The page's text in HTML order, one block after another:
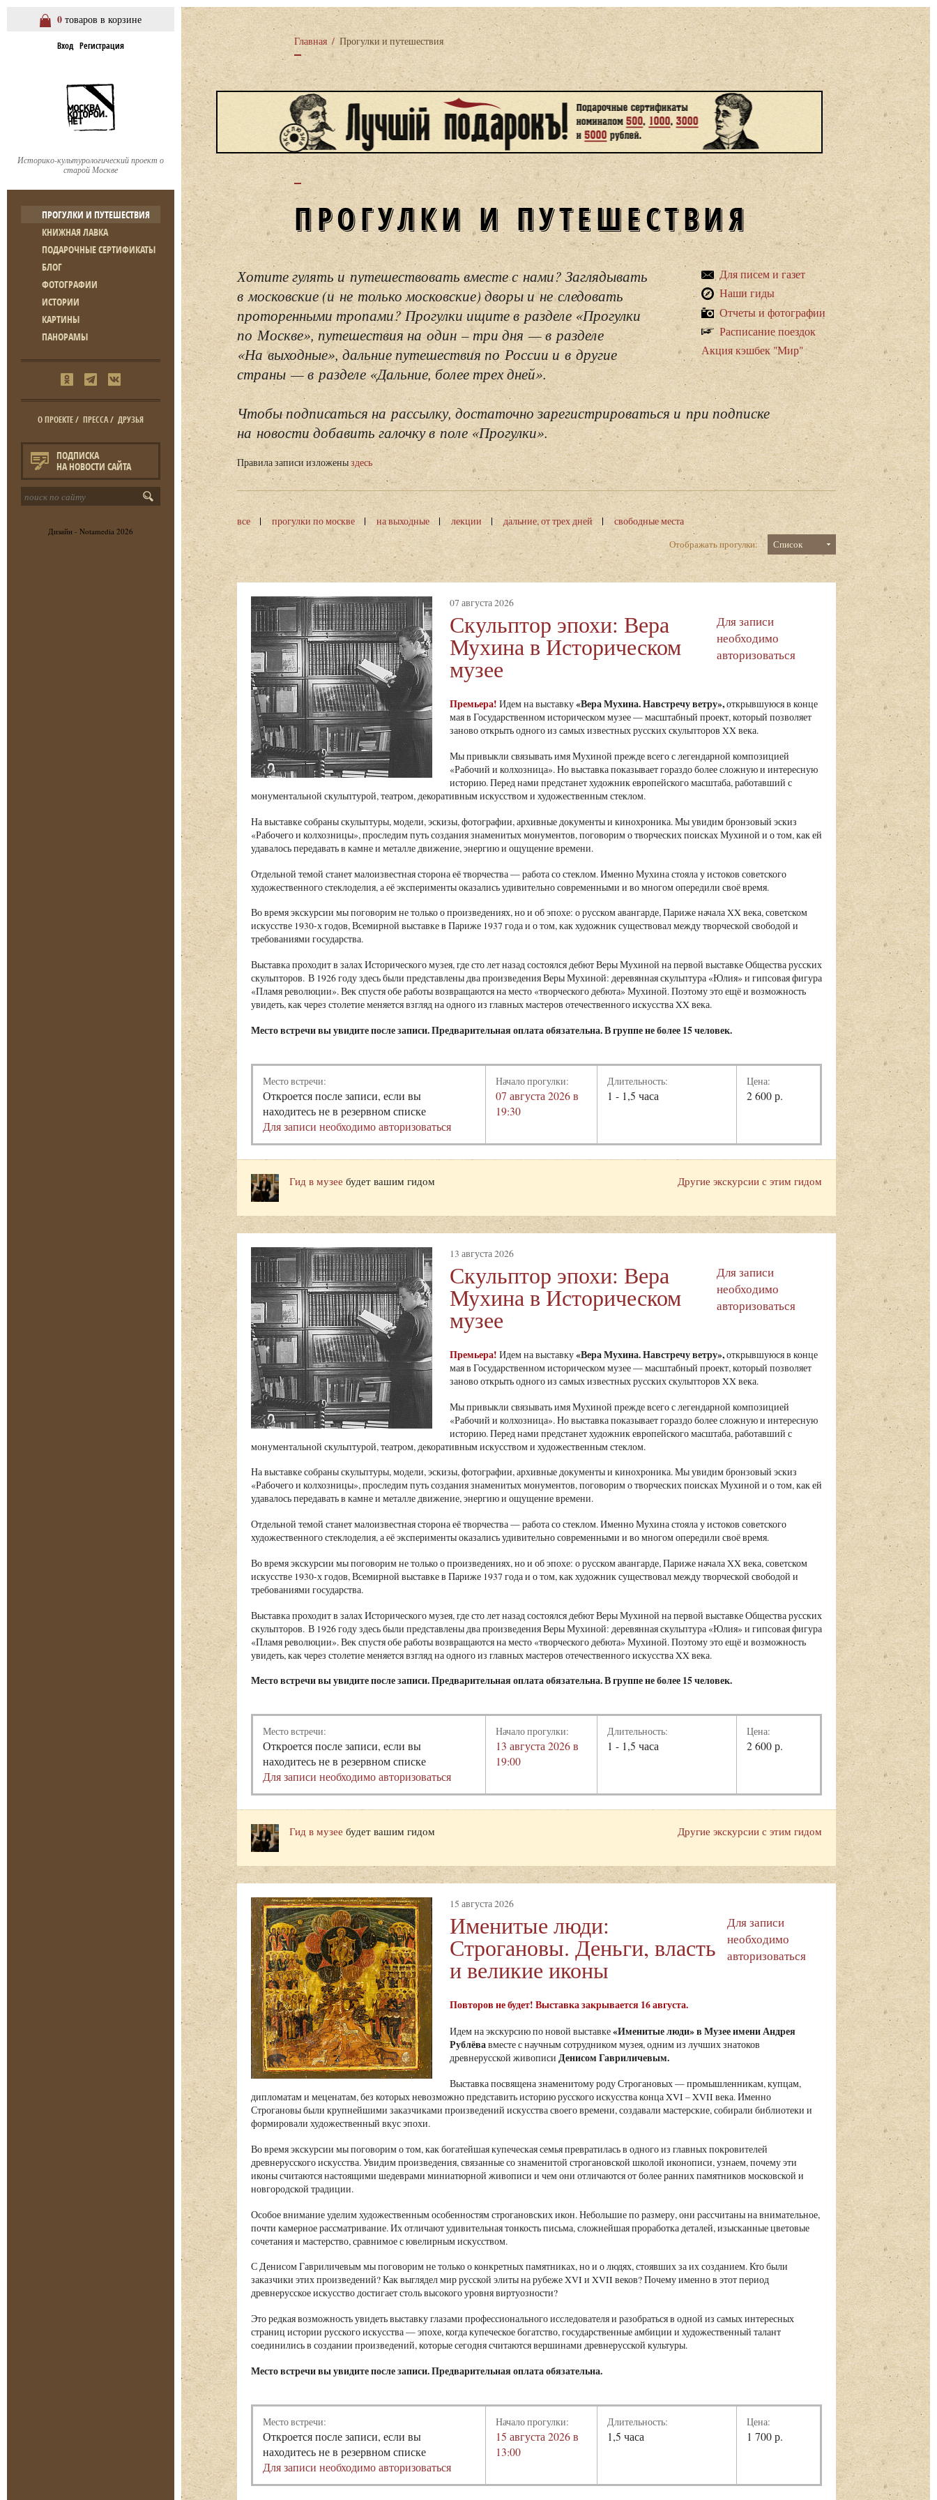
0 товаров в корзине
Вход Регистрация
Историко-культурологический проект о
старой Москве
ПРОГУЛКИ И ПУТЕШЕСТВИЯ
КНИЖНАЯ ЛАВКА
ПОДАРОЧНЫЕ СЕРТИФИКАТЫ
БЛОГ
ФОТОГРАФИИ
ИСТОРИИ
КАРТИНЫ
ПАНОРАМЫ
О ПРОЕКТЕ/ ПРЕССА/ ДРУЗЬЯ
ПОДПИСКА
НА НОВОСТИ САЙТА
Дизайн - Notamedia 2026
Главная / Прогулки и путешествия
ПРОГУЛКИ И ПУТЕШЕСТВИЯ
Для писем и газет
Наши гиды
Отчеты и фотографии
Расписание поездок
Акция кэшбек "Мир"
Хотите гулять и путешествовать вместе с нами? Заглядывать
в московские (и не только московские) дворы и не следовать
проторенными тропами? Прогулки ищите в разделе «Прогулки
по Москве», путешествия на один – три дня — в разделе
«На выходные», дальние путешествия по России и в другие
страны — в разделе «Дальние, более трех дней».
Чтобы подписаться на рассылку, достаточно зарегистрироваться и при подписке
на новости добавить галочку в поле «Прогулки».
Правила записи изложеныздесь
все прогулки по москве на выходные лекции дальние, от трех дней
свободные места
Отображать прогулки:
Список
07 августа 2026
Скульптор эпохи: Вера
Мухина в Историческом
музее
Для записи
необходимо
авторизоваться
Премьера! Идем на выставку«Вера Мухина. Навстречу ветру»,открывшуюся в конце
мая в Государственном историческом музее — масштабный проект, который позволяет
заново открыть одного из самых известных русских скульпторов XX века.
Мы привыкли связывать имя Мухиной прежде всего с легендарной композицией
«Рабочий и колхозница». Но выставка показывает гораздо более сложную и интересную
историю. Перед нами предстанет художник европейского масштаба, работавший с
монументальной скульптурой, театром, декоративным искусством и художественным стеклом.
На выставке собраны скульптуры, модели, эскизы, фотографии, архивные документы и кинохроника. Мы увидим бронзовый эскиз
«Рабочего и колхозницы», проследим путь создания знаменитых монументов, поговорим о творческих поисках Мухиной и о том, как ей
удавалось передавать в камне и металле движение, энергию и ощущение времени.
Отдельной темой станет малоизвестная сторона её творчества — работа со стеклом. Именно Мухина стояла у истоков советского
художественного стеклоделия, а её эксперименты оказались удивительно современными и во многом опередили своё время.
Во время экскурсии мы поговорим не только о произведениях, но и об эпохе: о русском авангарде, Париже начала XX века, советском
искусстве 1930-х годов, Всемирной выставке в Париже 1937 года и о том, как художник существовал между творческой свободой и
требованиями государства.
Выставка проходит в залах Исторического музея, где сто лет назад состоялся дебют Веры Мухиной на первой выставке Общества русских
скульпторов. В 1926 году здесь были представлены два произведения Веры Мухиной: деревянная скульптура «Юлия» и гипсовая фигура
«Пламя революции». Век спустя обе работы возвращаются на место «творческого дебюта» Мухиной. Поэтому это ещё и возможность
увидеть, как через столетие меняется взгляд на одного из главных мастеров отечественного искусства XX века.
Место встречи вы увидите после записи. Предварительная оплата обязательна. В группе не более 15 человек.
Место встречи:
Откроется после записи, если вы
находитесь не в резервном списке
Для записи необходимо авторизоваться
Начало прогулки:
07 августа 2026 в
19:30
Длительность:
1 - 1,5 часа
Цена:
2 600 р.
Другие экскурсии с этим гидом
Гид в музее будет вашим гидом
13 августа 2026
Скульптор эпохи: Вера
Мухина в Историческом
музее
Для записи
необходимо
авторизоваться
Премьера! Идем на выставку«Вера Мухина. Навстречу ветру»,открывшуюся в конце
мая в Государственном историческом музее — масштабный проект, который позволяет
заново открыть одного из самых известных русских скульпторов XX века.
Мы привыкли связывать имя Мухиной прежде всего с легендарной композицией
«Рабочий и колхозница». Но выставка показывает гораздо более сложную и интересную
историю. Перед нами предстанет художник европейского масштаба, работавший с
монументальной скульптурой, театром, декоративным искусством и художественным стеклом.
На выставке собраны скульптуры, модели, эскизы, фотографии, архивные документы и кинохроника. Мы увидим бронзовый эскиз
«Рабочего и колхозницы», проследим путь создания знаменитых монументов, поговорим о творческих поисках Мухиной и о том, как ей
удавалось передавать в камне и металле движение, энергию и ощущение времени.
Отдельной темой станет малоизвестная сторона её творчества — работа со стеклом. Именно Мухина стояла у истоков советского
художественного стеклоделия, а её эксперименты оказались удивительно современными и во многом опередили своё время.
Во время экскурсии мы поговорим не только о произведениях, но и об эпохе: о русском авангарде, Париже начала XX века, советском
искусстве 1930-х годов, Всемирной выставке в Париже 1937 года и о том, как художник существовал между творческой свободой и
требованиями государства.
Выставка проходит в залах Исторического музея, где сто лет назад состоялся дебют Веры Мухиной на первой выставке Общества русских
скульпторов. В 1926 году здесь были представлены два произведения Веры Мухиной: деревянная скульптура «Юлия» и гипсовая фигура
«Пламя революции». Век спустя обе работы возвращаются на место «творческого дебюта» Мухиной. Поэтому это ещё и возможность
увидеть, как через столетие меняется взгляд на одного из главных мастеров отечественного искусства XX века.
Место встречи вы увидите после записи. Предварительная оплата обязательна. В группе не более 15 человек.
Место встречи:
Откроется после записи, если вы
находитесь не в резервном списке
Для записи необходимо авторизоваться
Начало прогулки:
13 августа 2026 в
19:00
Длительность:
1 - 1,5 часа
Цена:
2 600 р.
Другие экскурсии с этим гидом
Гид в музее будет вашим гидом
15 августа 2026
Именитые люди:
Строгановы. Деньги, власть
и великие иконы
Для записи
необходимо
авторизоваться
Повторов не будет! Выставка закрывается 16 августа.
Идем на экскурсию по новой выставке«Именитые люди» в Музее имени Андрея
Рублёвавместе с научным сотрудником музея, одним из лучших знатоков
древнерусской живописи Денисом Гавриличевым.
Выставка посвящена знаменитому роду Строгановых — промышленникам, купцам,
дипломатам и меценатам, без которых невозможно представить историю русского искусства конца XVI – XVII века. Именно
Строгановы были крупнейшими заказчиками произведений искусства своего времени, создавали мастерские, собирали библиотеки и
формировали художественный вкус эпохи.
Во время экскурсии мы поговорим о том, как богатейшая купеческая семья превратилась в одного из главных покровителей
древнерусского искусства. Увидим произведения, связанные со знаменитой строгановской школой иконописи, узнаем, почему эти
иконы считаются настоящими шедеврами миниатюрной живописи и чем они отличаются от более ранних памятников московской и
новгородской традиции.
Особое внимание уделим художественным особенностям строгановских икон. Небольшие по размеру, они рассчитаны на внимательное,
почти камерное рассматривание. Их отличают удивительная тонкость письма, сложнейшая проработка деталей, изысканные цветовые
сочетания и мастерство, сравнимое с ювелирным искусством.
С Денисом Гавриличевым мы поговорим не только о конкретных памятниках, но и о людях, стоявших за их созданием. Кто были
заказчики этих произведений? Как выглядел мир русской элиты на рубеже XVI и XVII веков? Почему именно в этот период
древнерусское искусство достигает столь высокого уровня виртуозности?
Это редкая возможность увидеть выставку глазами профессионального исследователя и разобраться в одной из самых интересных
страниц истории русского искусства — эпохе, когда купеческое богатство, государственные амбиции и художественный талант
соединились в создании произведений, которые сегодня считаются вершинами древнерусской культуры.
Место встречи вы увидите после записи. Предварительная оплата обязательна.
Место встречи:
Откроется после записи, если вы
находитесь не в резервном списке
Для записи необходимо авторизоваться
Начало прогулки:
15 августа 2026 в
13:00
Длительность:
1,5 часа
Цена:
1 700 р.